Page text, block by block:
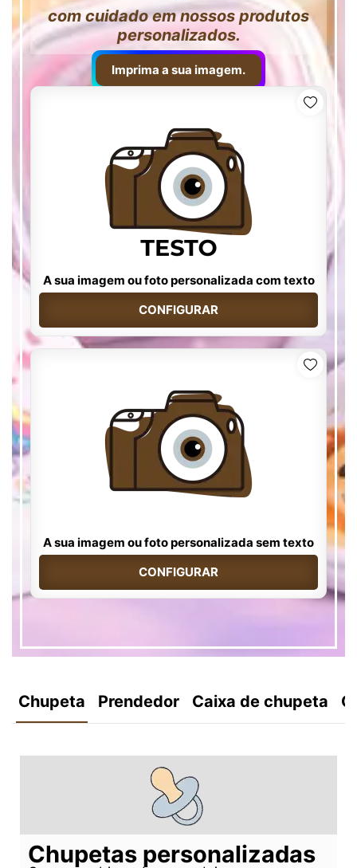
com cuidado em nossos produtos
personalizados.
Imprima a sua imagem.
A sua imagem ou foto personalizada com texto
CONFIGURAR
A sua imagem ou foto personalizada sem texto
CONFIGURAR
Chupeta Prendedor Caixa de chupeta
Chupetas personalizadas